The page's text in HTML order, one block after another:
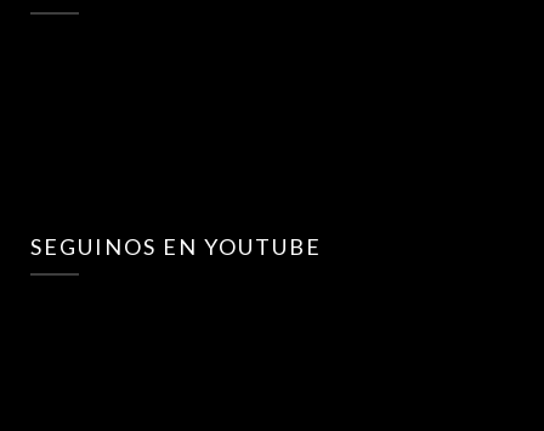
SEGUINOS EN YOUTUBE